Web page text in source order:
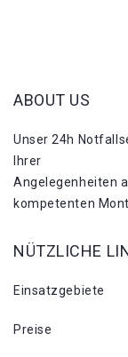
ABOUT US
Unser 24h
Ihrer
Angelegenheiten
kompetenten
NÜTZLICHE
Einsatzgebiete
Preise